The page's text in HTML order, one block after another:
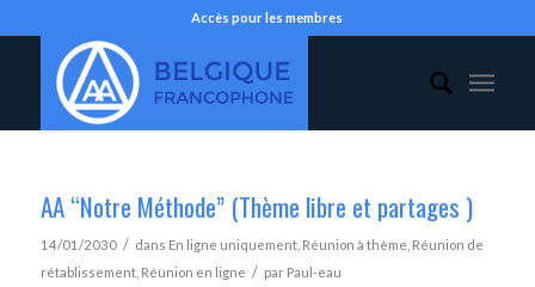
Accès pour les membres
AA “Notre Méthode” (Thème libre et partages )
14/01/2030 / dans En ligne uniquement, Réunion à thème Réunion de
rétablissement, Réunion en ligne / par Paul-eau